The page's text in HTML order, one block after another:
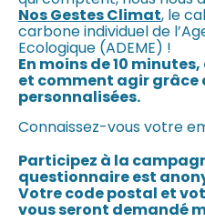
Nos Gestes Climat, le
carbone individuel de
Ecologique (ADEME) !
En moins de 10
et comment agir grâce
personnalisées.
Connaissez-vous votre
Participez à la
questionnaire est
Votre code postal et
vous seront demandé